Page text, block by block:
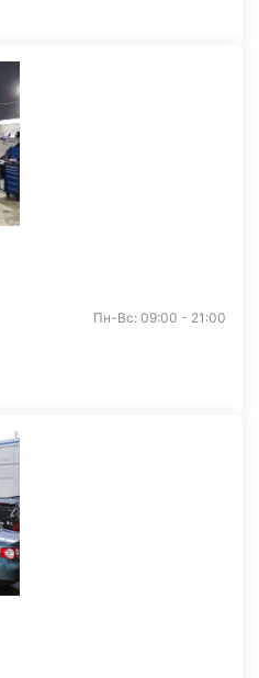
Пн-Вс: 09:00 - 21:00